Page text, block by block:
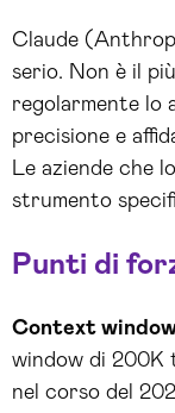
Claude
serio. Non è il
regolarmente lo
precisione e
Le aziende che
strumento
Punti di
Context
window di 200K
nel corso del